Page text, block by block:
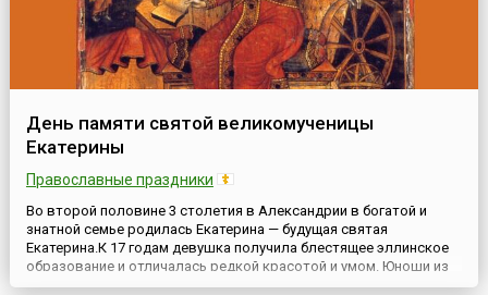
День памяти святой великомученицы
Екатерины
Православные праздники
Во второй половине 3 столетия в Александрии в богатой и
знатной семье родилась Екатерина — будущая святая
Екатерина.К 17 годам девушка получила блестящее эллинское
образование и отличалась редкой красотой и умом. Юноши из
самых именитых семейств империи искали ее руки, но ни один